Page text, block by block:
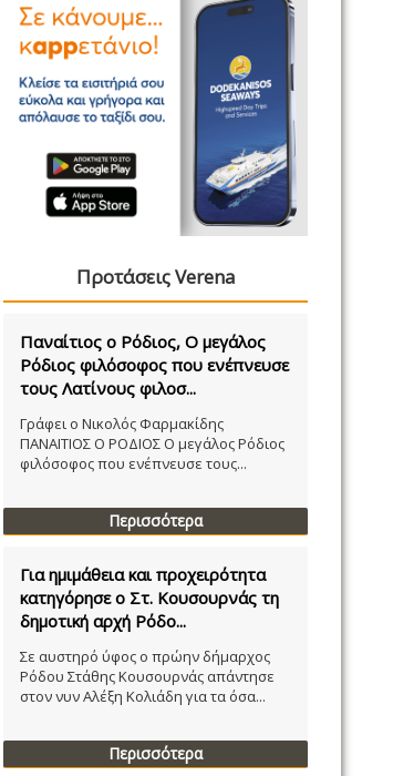
Προτάσεις Verena
Παναίτιος ο Ρόδιος, Ο μεγάλος
Ρόδιος φιλόσοφος που ενέπνευσε
τους Λατίνους φιλοσ...
Γράφει ο Νικολός Φαρμακίδης
ΠΑΝΑΙΤΙΟΣ Ο ΡΟΔΙΟΣ Ο μεγάλος Ρόδιος
φιλόσοφος που ενέπνευσε τους...
Περισσότερα
Για ημιμάθεια και προχειρότητα
κατηγόρησε ο Στ. Κουσουρνάς τη
δημοτική αρχή Ρόδο...
Σε αυστηρό ύφος ο πρώην δήμαρχος
Ρόδου Στάθης Κουσουρνάς απάντησε
στον νυν Αλέξη Κολιάδη για τα όσα...
Περισσότερα